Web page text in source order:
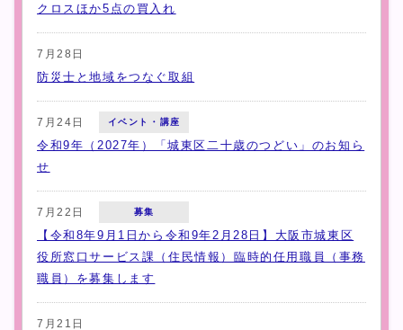
クロスほか5点の買入れ
7月28日
防災士と地域をつなぐ取組
7月24日 イベント・講座
令和9年（2027年）「城東区二十歳のつどい」のお知ら
せ
7月22日 募集
【令和8年9月1日から令和9年2月28日】大阪市城東区
役所窓口サービス課（住民情報）臨時的任用職員（事務
職員）を募集します
7月21日